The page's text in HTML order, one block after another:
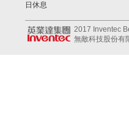
日休息
2017 Inventec
無敵科技股份有